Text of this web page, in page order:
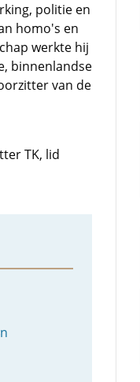
politie en
homo's en
werkte hij
binnenlandse
van de
TK, lid